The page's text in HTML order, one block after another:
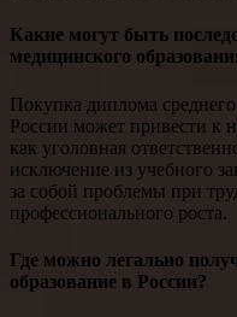
Какие могут быть
медицинского
Покупка диплома
России может привести к
как уголовная
исключение из учебного
за собой проблемы при
профессионального роста.
Где можно легально
образование в России?